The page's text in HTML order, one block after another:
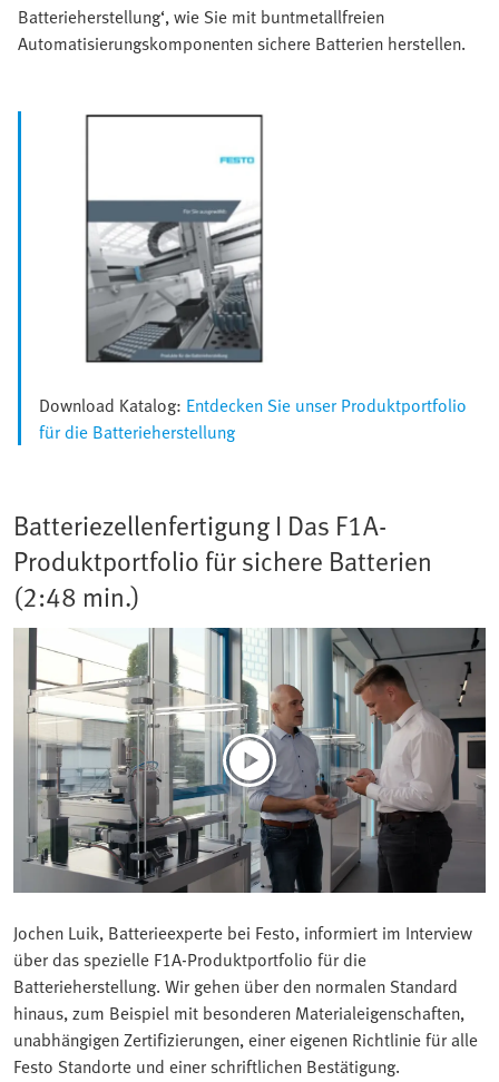
Batterieherstellung‘, wie Sie mit buntmetallfreien
Automatisierungskomponenten sichere Batterien herstellen.
Download Katalog: Entdecken Sie unser Produktportfolio
für die Batterieherstellung
Batteriezellenfertigung I Das F1A-
Produktportfolio für sichere Batterien
(2:48 min.)
Jochen Luik, Batterieexperte bei Festo, informiert im Interview
über das spezielle F1A-Produktportfolio für die
Batterieherstellung. Wir gehen über den normalen Standard
hinaus, zum Beispiel mit besonderen Materialeigenschaften,
unabhängigen Zertifizierungen, einer eigenen Richtlinie für alle
Festo Standorte und einer schriftlichen Bestätigung.